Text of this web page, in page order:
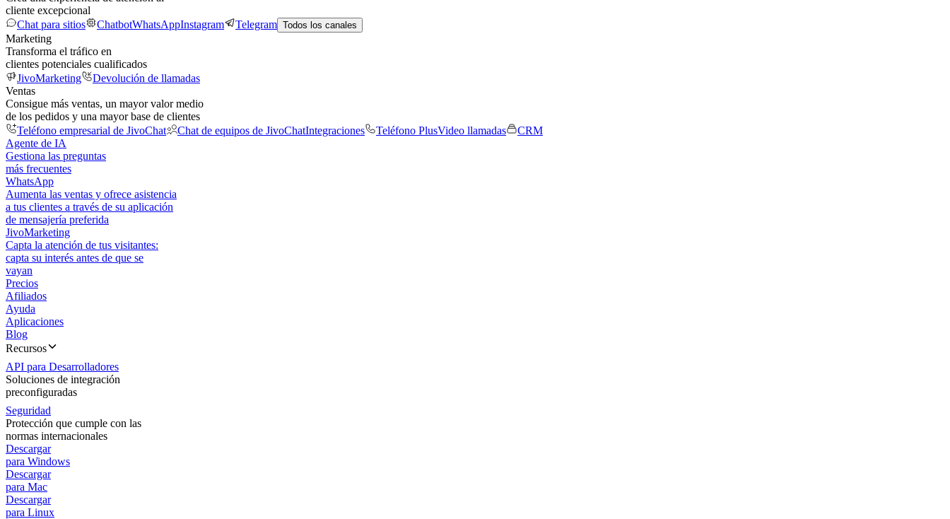
cliente excepcional
Chat para sitios
ChatbotWhatsAppInstagram Telegram Todos los canales
Marketing
Transforma el tráfico en
clientes potenciales cualificados
JivoMarketing
Devolución de llamadas
Ventas
Consigue más ventas, un mayor valor medio
de los pedidos y una mayor base de clientes
Teléfono empresarial de JivoChat
Chat de equipos de JivoChatIntegraciones Teléfono PlusVideo llamadas
CRM
Agente de IA
Gestiona las preguntas
más frecuentes
WhatsApp
Aumenta las ventas y ofrece asistencia
a tus clientes a través de su aplicación
de mensajería preferida
JivoMarketing
Capta la atención de tus visitantes:
capta su interés antes de que se
vayan
Precios
Afiliados
Ayuda
Aplicaciones
Blog
Recursos
API para Desarrolladores
Soluciones de integración
preconfiguradas
Seguridad
Protección que cumple con las
normas internacionales
Descargar
para Windows
Descargar
para Mac
Descargar
para Linux